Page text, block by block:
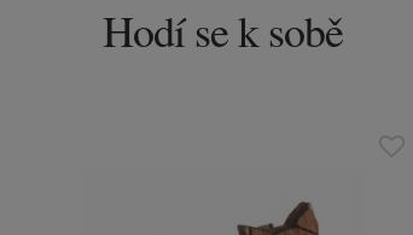
Hodí se k sobě